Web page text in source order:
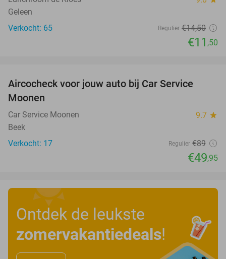
Geleen
Verkocht: 65
Regulier €14,50
€11 ,50
Aircocheck voor jouw auto bij Car Service
Moonen
Car Service Moonen 9.7 star
Beek
Verkocht: 17
Regulier €89
€49,95
Ontdek de leukste
zomervakantiedeals!